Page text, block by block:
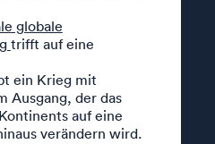
globale
trifft auf eine
ein Krieg mit
Ausgang, der das
auf eine
verändern wird.